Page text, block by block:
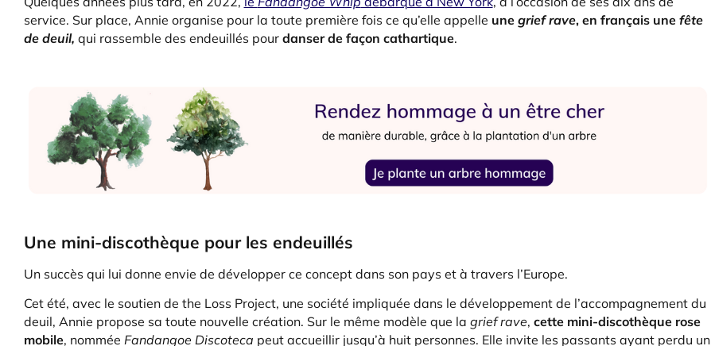
service. Sur place, Annie organise pour la toute première fois ce qu’elle appelle une grief rave, en français une fête
de deuil, qui rassemble des endeuillés pour danser de façon cathartique.
Une mini-discothèque pour les endeuillés
Un succès qui lui donne envie de développer ce concept dans son pays et à travers l’Europe.
Cet été, avec le soutien de the Loss Project, une société impliquée dans le développement de l’accompagnement du
deuil, Annie propose sa toute nouvelle création. Sur le même modèle que la grief rave, cette mini-discothèque rose
mobile, nommée Fandangoe Discoteca peut accueillir jusqu’à huit personnes. Elle invite les passants ayant perdu un